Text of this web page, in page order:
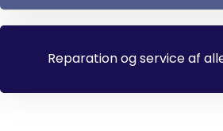
Reparation og service af